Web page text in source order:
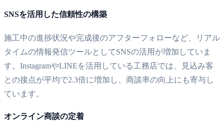
SNSを活用した信頼性の構築
施工中の進捗状況や完成後のアフターフォローなど、リアル
タイムの情報発信ツールとしてSNSの活用が増加していま
す。InstagramやLINEを活用している工務店では、見込み客
との接点が平均で2.3倍に増加し、商談率の向上にも寄与し
ています。
オンライン商談の定着